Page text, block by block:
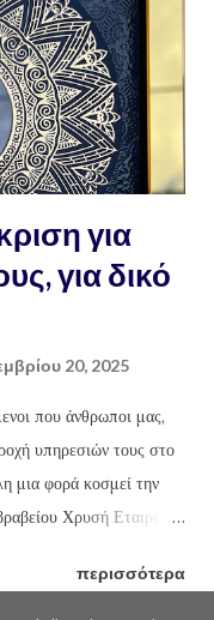
για
για δικό
20, 2025
που άνθρωποι μας,
υπηρεσιών τους στο
μια φορά κοσμεί την
Χρυσή Εταιρεία
συνεχίζει να
περισσότερα